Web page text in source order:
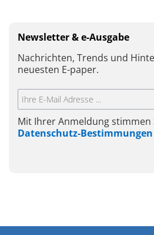
Newsletter & e-Ausgabe
Nachrichten, Trends und
neuesten E-paper.
Mit Ihrer Anmeldung stimmen
Datenschutz-Bestimmungen